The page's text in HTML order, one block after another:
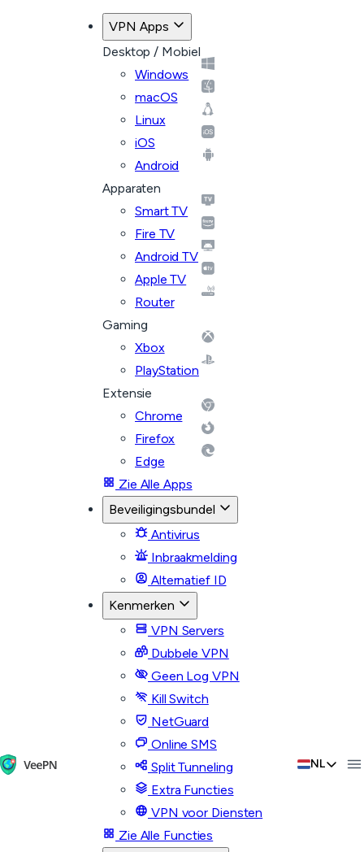
VPN Apps
Desktop / Mobiel
Windows
macOS
Linux
iOS
Android
Apparaten
Smart TV
Fire TV
Android TV
Apple TV
Router
Gaming
Xbox
PlayStation
Extensie
Chrome
Firefox
Edge
Zie Alle Apps
Beveiligingsbundel
Antivirus
Inbraakmelding
Alternatief ID
Kenmerken
VPN Servers
Dubbele VPN
Geen Log VPN
Kill Switch
NetGuard
Online SMS
Split Tunneling
Extra Functies
VPN voor Diensten
Zie Alle Functies
NL